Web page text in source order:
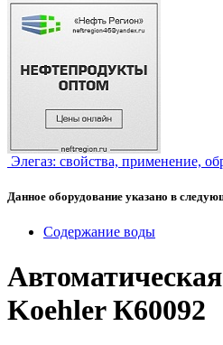
Элегаз: свойства, применение,
Данное оборудование указано в
Содержание воды
Koehler К60092